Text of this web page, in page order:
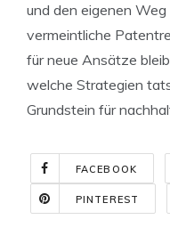
und den eigenen
vermeintliche
für neue Ansätze
welche Strategien
Grundstein für
FACEBOOK
PINTEREST